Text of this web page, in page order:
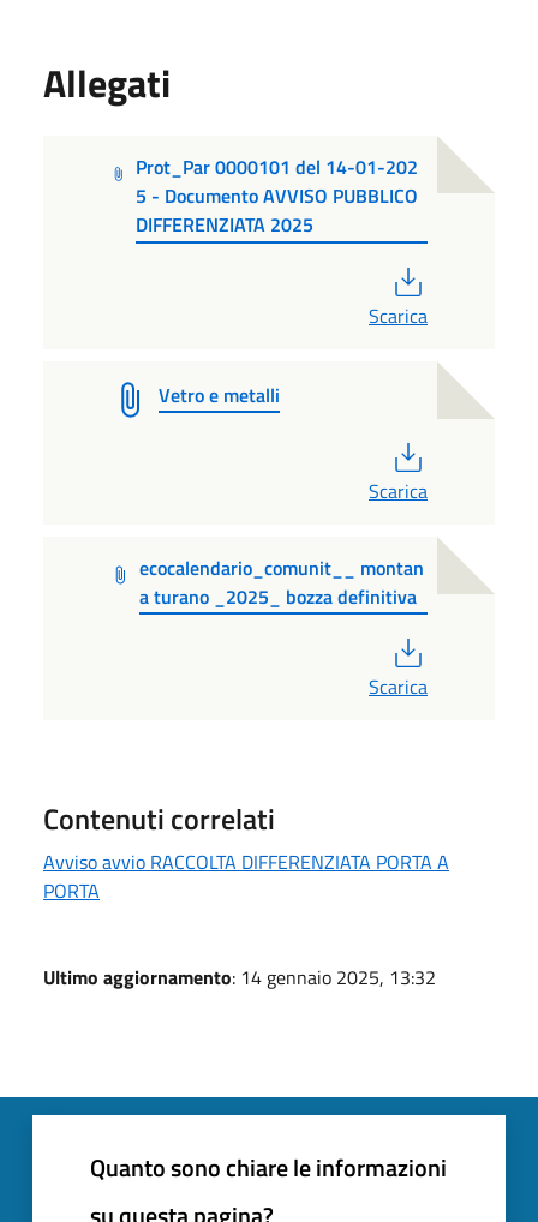
Allegati
Prot_Par 0000101 del 14-01-202
5 - Documento AVVISO PUBBLICO
DIFFERENZIATA 2025
Scarica
Vetro e metalli
Scarica
ecocalendario_comunit__ montan
a turano _2025_ bozza definitiva
Scarica
Contenuti correlati
Avviso avvio RACCOLTA DIFFERENZIATA PORTA A
PORTA
Ultimo aggiornamento: 14 gennaio 2025, 13:32
Quanto sono chiare le informazioni